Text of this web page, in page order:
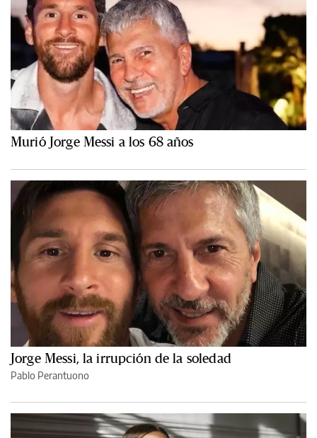
Murió Jorge Messi a los 68 años
Jorge Messi, la irrupción de la soledad
Pablo Perantuono